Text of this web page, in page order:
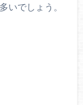
いでしょう。